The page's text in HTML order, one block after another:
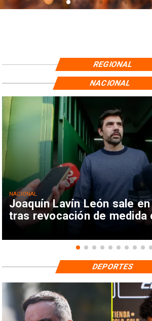
REGIONAL
Joaquín Lavín León sale
tras revocación de medida
NACIONAL
NACIONAL
DEPORTES